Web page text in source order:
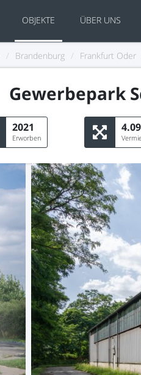
OBJEKTE ÜBER UNS
/ Brandenburg / Frankfurt Oder
Gewerbepark
2021
Erworben